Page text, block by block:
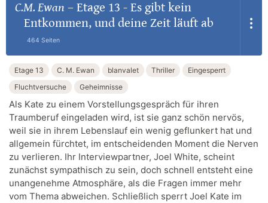
C.M. Ewan – Etage 13 - Es gibt kein
Entkommen, und deine Zeit läuft ab
464 Seiten
Etage 13 C. M. Ewan blanvalet Thriller
Eingesperrt
Fluchtversuche
Geheimnisse
Als Kate zu einem Vorstellungsgespräch für ihren
Traumberuf eingeladen wird, ist sie ganz schön nervös,
weil sie in ihrem Lebenslauf ein wenig geflunkert hat und
allgemein fürchtet, im entscheidenden Moment die Nerven
zu verlieren. Ihr Interviewpartner, Joel White, scheint
zunächst sympathisch zu sein, doch schnell entsteht eine
unangenehme Atmosphäre, als die Fragen immer mehr
vom Thema abweichen. Schließlich sperrt Joel Kate im